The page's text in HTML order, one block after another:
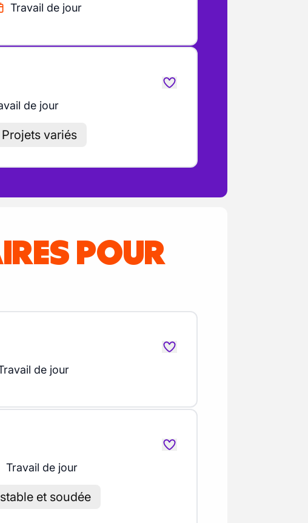
Travail de jour
de jour
Projets variés
POUR
de jour
Travail de jour
et soudée